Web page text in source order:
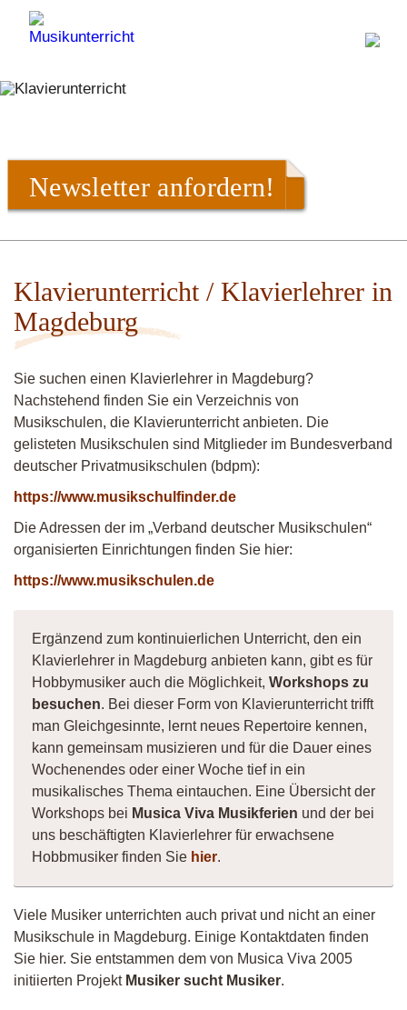
Newsletter anfordern!
Klavierunterricht / Klavierlehrer in
Magdeburg
Sie suchen einen Klavierlehrer in Magdeburg?
Nachstehend finden Sie ein Verzeichnis von
Musikschulen, die Klavierunterricht anbieten. Die
gelisteten Musikschulen sind Mitglieder im Bundesverband
deutscher Privatmusikschulen (bdpm):
https://www.musikschulfinder.de
Die Adressen der im „Verband deutscher Musikschulen“
organisierten Einrichtungen finden Sie hier:
https://www.musikschulen.de
Ergänzend zum kontinuierlichen Unterricht, den ein
Klavierlehrer in Magdeburg anbieten kann, gibt es für
Hobbymusiker auch die Möglichkeit, Workshops zu
besuchen. Bei dieser Form von Klavierunterricht trifft
man Gleichgesinnte, lernt neues Repertoire kennen,
kann gemeinsam musizieren und für die Dauer eines
Wochenendes oder einer Woche tief in ein
musikalisches Thema eintauchen. Eine Übersicht der
Workshops bei Musica Viva Musikferien und der bei
uns beschäftigten Klavierlehrer für erwachsene
Hobbmusiker finden Sie hier.
Viele Musiker unterrichten auch privat und nicht an einer
Musikschule in Magdeburg. Einige Kontaktdaten finden
Sie hier. Sie entstammen dem von Musica Viva 2005
initiierten Projekt Musiker sucht Musiker.